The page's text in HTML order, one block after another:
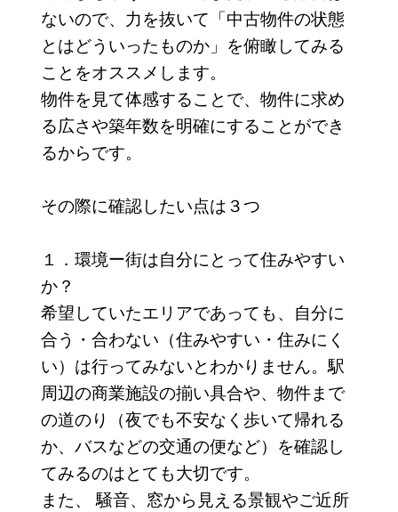
ないので、力を抜いて「中古物件の状態
とはどういったものか」を俯瞰してみる
ことをオススメします。
物件を見て体感することで、物件に求め
る広さや築年数を明確にすることができ
るからです。
その際に確認したい点は３つ
１．環境ー街は自分にとって住みやすい
か？
希望していたエリアであっても、自分に
合う・合わない（住みやすい・住みにく
い）は行ってみないとわかりません。駅
周辺の商業施設の揃い具合や、物件まで
の道のり（夜でも不安なく歩いて帰れる
か、バスなどの交通の便など）を確認し
てみるのはとても大切です。
また、 騒音、窓から見える景観やご近所